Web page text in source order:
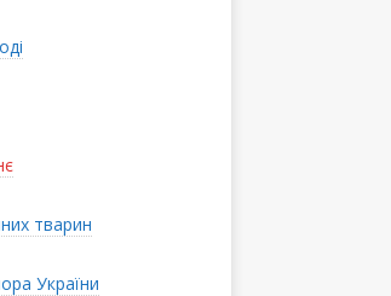
тварин
України